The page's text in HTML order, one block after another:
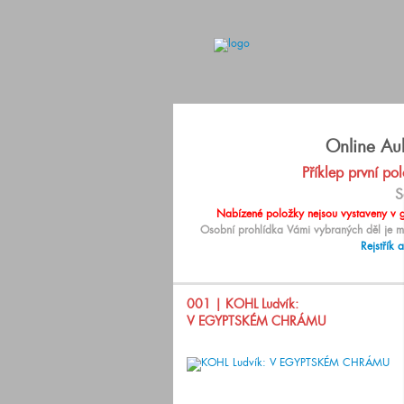
Online
Příklep první
Nabízené položky nejsou vystaveny v
Osobní prohlídka Vámi vybraných děl je
Rejstřík
001 | KOHL Ludvík:
V EGYPTSKÉM CHRÁMU